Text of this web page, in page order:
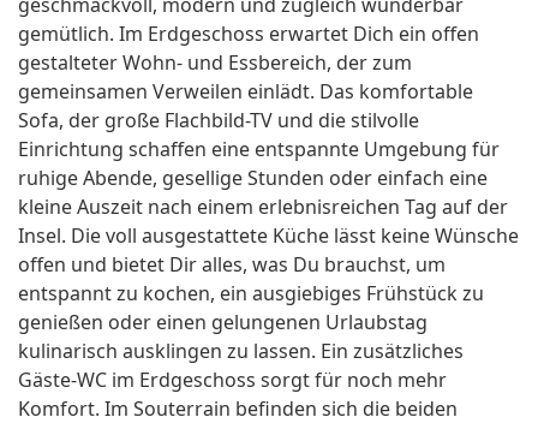
gemütlich. Im Erdgeschoss erwartet Dich ein offen
gestalteter Wohn- und Essbereich, der zum
gemeinsamen Verweilen einlädt. Das komfortable
Sofa, der große Flachbild-TV und die stilvolle
Einrichtung schaffen eine entspannte Umgebung für
ruhige Abende, gesellige Stunden oder einfach eine
kleine Auszeit nach einem erlebnisreichen Tag auf der
Insel. Die voll ausgestattete Küche lässt keine Wünsche
offen und bietet Dir alles, was Du brauchst, um
entspannt zu kochen, ein ausgiebiges Frühstück zu
genießen oder einen gelungenen Urlaubstag
kulinarisch ausklingen zu lassen. Ein zusätzliches
Gäste-WC im Erdgeschoss sorgt für noch mehr
Komfort. Im Souterrain befinden sich die beiden